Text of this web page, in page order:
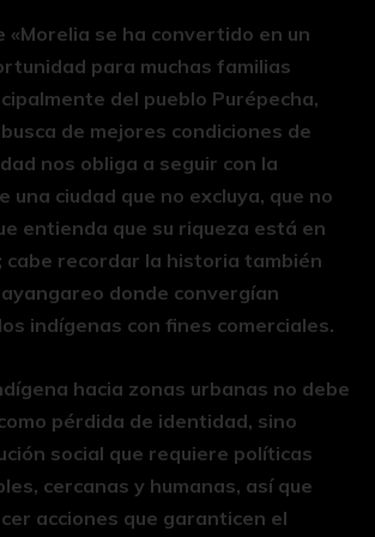
«Morelia se ha convertido en un
para muchas familias
del pueblo Purépecha,
de mejores condiciones de
nos obliga a seguir con la
una ciudad que no excluya, que no
entienda que su riqueza está en
cabe recordar la historia también
donde convergían
indígenas con fines comerciales.
hacia zonas urbanas no debe
pérdida de identidad, sino
social que requiere políticas
cercanas y humanas, así que
acciones que garanticen el